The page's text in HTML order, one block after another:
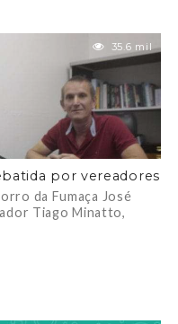
35.6 mil
por vereadores
da Fumaça José
Tiago Minatto,